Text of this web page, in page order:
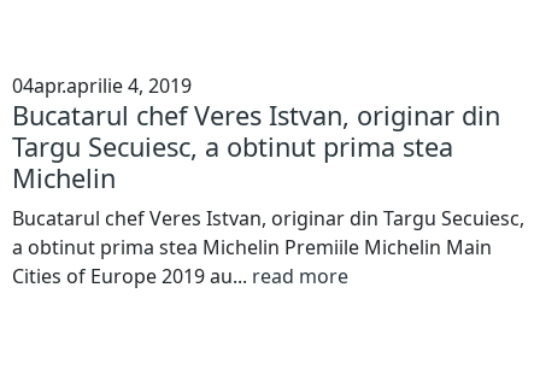
04apr.aprilie 4, 2019
Bucatarul chef Veres Istvan, originar din
Targu Secuiesc, a obtinut prima stea
Michelin
Bucatarul chef Veres Istvan, originar din Targu Secuiesc,
a obtinut prima stea Michelin Premiile Michelin Main
Cities of Europe 2019 au... read more